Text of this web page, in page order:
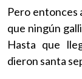
Pero entonces
que ningún
Hasta que
dieron santa